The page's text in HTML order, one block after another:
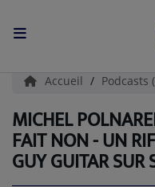
ACCUEIL
L'HISTOIRE DE S.I.S
BOUTIQUE
Accueil Podcasts
MICHEL
FAIT NON - UN
GUY GUITAR SUR